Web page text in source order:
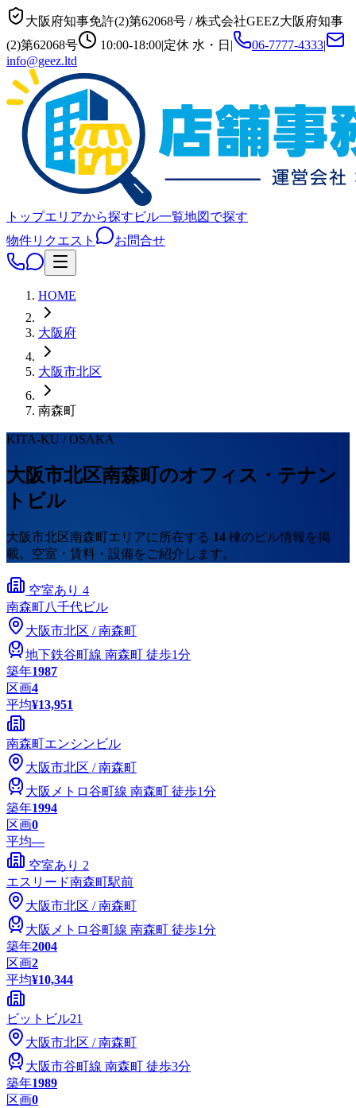
大阪府知事免許(2)第62068号 /株式会社GEEZ大阪府知事
(2)第62068号
10:00-18:00|定休 水・日 | 06-7777-4333|
info@geez.ltd
トップエリアから探す ビル一覧地図で探す
物件リクエスト
お問合せ
HOME
大阪府
大阪市北区
南森町
KITA-KU / OSAKA
大阪市北区南森町のオフィス・テナン
トビル
大阪市北区南森町エリアに所在する 14 棟のビル情報を掲
載。空室・賃料・設備をご紹介します。
空室あり 4
南森町八千代ビル
大阪市北区 /南森町
地下鉄谷町線 南森町 徒歩1分
築年1987
区画4
平均¥13,951
南森町エンシンビル
大阪市北区 /南森町
大阪メトロ谷町線 南森町 徒歩1分
築年1994
区画0
平均—
空室あり 2
エスリード南森町駅前
大阪市北区 /南森町
大阪メトロ谷町線 南森町 徒歩1分
築年2004
区画2
平均¥10,344
ビットビル21
大阪市北区 /南森町
大阪市谷町線 南森町 徒歩3分
築年1989
区画0